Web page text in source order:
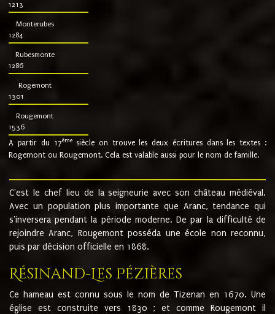
1213
Monterubes
1284
Rubesmonte
1286
Rogemont
1301
Rougemont
1536
A partir du 17ème siècle on trouve les deux écritures dans les textes :
Rogemont ou Rougemont. Cela est valable aussi pour le nom de famille.
C'est le chef lieu de la seigneurie avec son château médiéval.
Avec un population plus importante que Aranc, tendance qui
s'inversera pendant la période moderne. De par la difficulté de
rejoindre Aranc, Rougemont posséda une école non reconnu,
puis par décision officielle en 1868.
Résinand-Les Pézières
Ce hameau est connu sous le nom de Tizenan en 1670. Une
église est construite vers 1830 ; et comme Rougemont il